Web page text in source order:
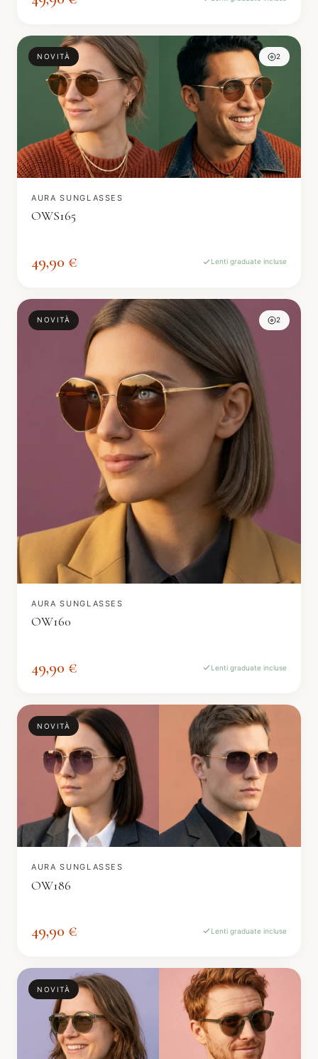
NOVITÀ 2
AURA SUNGLASSES
OWS165
49,90 € Lenti graduate incluse
NOVITÀ 2
AURA SUNGLASSES
OW160
49,90 € Lenti graduate incluse
NOVITÀ
AURA SUNGLASSES
OW186
49,90 € Lenti graduate incluse
NOVITÀ